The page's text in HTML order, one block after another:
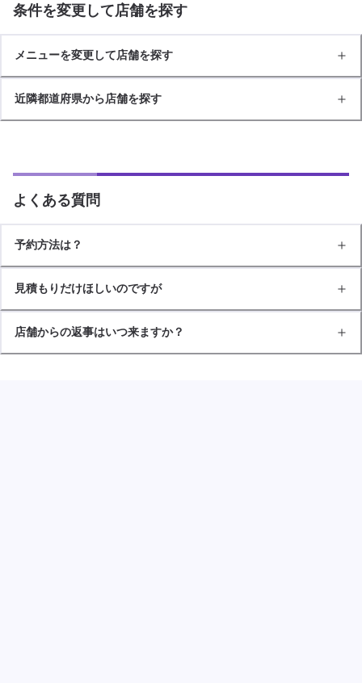
条件を変更して店舗を探す
メニューを変更して店舗を探す
近隣都道府県から店舗を探す
よくある質問
予約方法は？
見積もりだけほしいのですが
店舗からの返事はいつ来ますか？